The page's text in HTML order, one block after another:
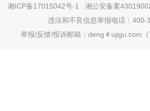
湘ICP备17015042号-1
湘公安备案
违法和不良信息举报电话：400-
举报/反馈/投诉邮箱：deng＃ujigu.com（